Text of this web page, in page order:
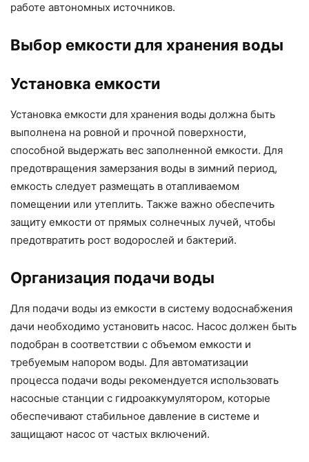
работе автономных источников.
Выбор емкости для хранения воды
Установка емкости
Установка емкости для хранения воды должна быть
выполнена на ровной и прочной поверхности,
способной выдержать вес заполненной емкости. Для
предотвращения замерзания воды в зимний период,
емкость следует размещать в отапливаемом
помещении или утеплить. Также важно обеспечить
защиту емкости от прямых солнечных лучей, чтобы
предотвратить рост водорослей и бактерий.
Организация подачи воды
Для подачи воды из емкости в систему водоснабжения
дачи необходимо установить насос. Насос должен быть
подобран в соответствии с объемом емкости и
требуемым напором воды. Для автоматизации
процесса подачи воды рекомендуется использовать
насосные станции с гидроаккумулятором, которые
обеспечивают стабильное давление в системе и
защищают насос от частых включений.